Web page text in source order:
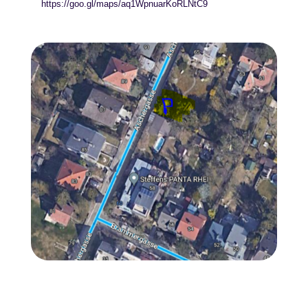
https://goo.gl/maps/aq1WpnuarKoRLNtC9